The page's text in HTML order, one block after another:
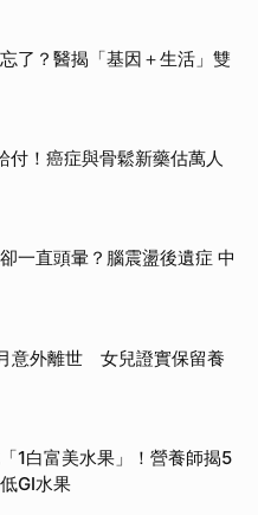
了？醫揭「基因＋生活」雙
付！癌症與骨鬆新藥估萬人
一直頭暈？腦震盪後遺症 中
意外離世 女兒證實保留養
1白富美水果」！營養師揭5
GI水果